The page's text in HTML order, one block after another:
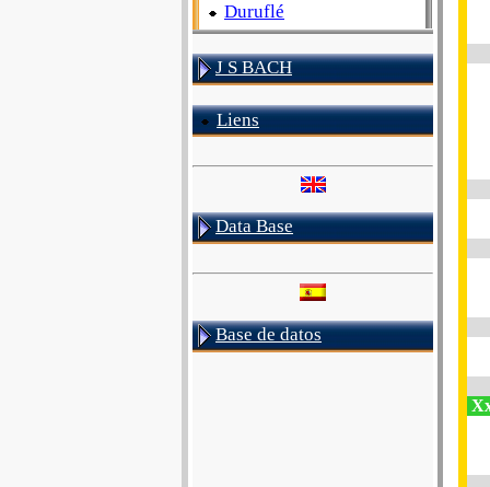
Duruflé
J S BACH
Liens
Data Base
Base de datos